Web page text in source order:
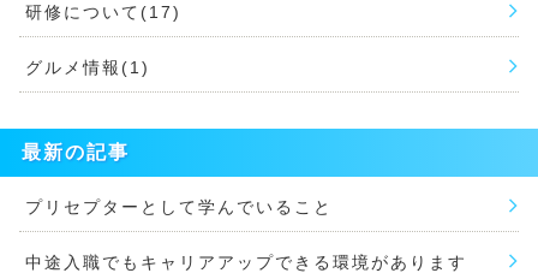
研修について(17)
グルメ情報(1)
最新の記事
プリセプターとして学んでいること
中途入職でもキャリアアップできる環境があります